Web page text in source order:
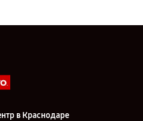
в Краснодаре